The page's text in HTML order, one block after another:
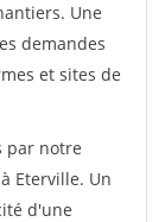
Une
demandes
et sites de
par notre
Eterville. Un
d'une